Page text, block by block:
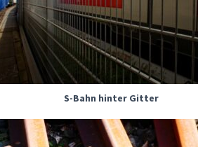
S-Bahn hinter Gitter